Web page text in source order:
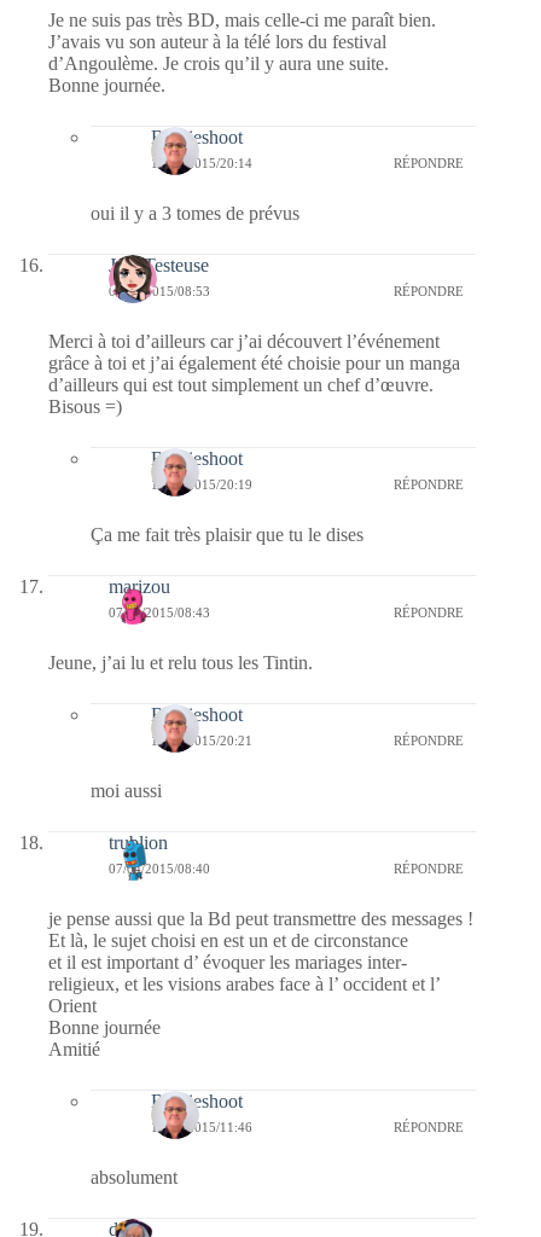
Je ne suis pas très BD, mais celle-ci me paraît bien.
J’avais vu son auteur à la télé lors du festival
d’Angoulème. Je crois qu’il y aura une suite.
Bonne journée.
Bernieshoot
13/04/2015/20:14 RÉPONDRE
oui il y a 3 tomes de prévus
JolieTesteuse
07/04/2015/08:53 RÉPONDRE
Merci à toi d’ailleurs car j’ai découvert l’événement
grâce à toi et j’ai également été choisie pour un manga
d’ailleurs qui est tout simplement un chef d’œuvre.
Bisous =)
Bernieshoot
13/04/2015/20:19 RÉPONDRE
Ça me fait très plaisir que tu le dises
marizou
07/04/2015/08:43 RÉPONDRE
Jeune, j’ai lu et relu tous les Tintin.
Bernieshoot
13/04/2015/20:21 RÉPONDRE
moi aussi
trublion
07/04/2015/08:40 RÉPONDRE
je pense aussi que la Bd peut transmettre des messages !
Et là, le sujet choisi en est un et de circonstance
et il est important d’ évoquer les mariages inter-
religieux, et les visions arabes face à l’ occident et l’
Orient
Bonne journée
Amitié
Bernieshoot
14/04/2015/11:46 RÉPONDRE
absolument
dom